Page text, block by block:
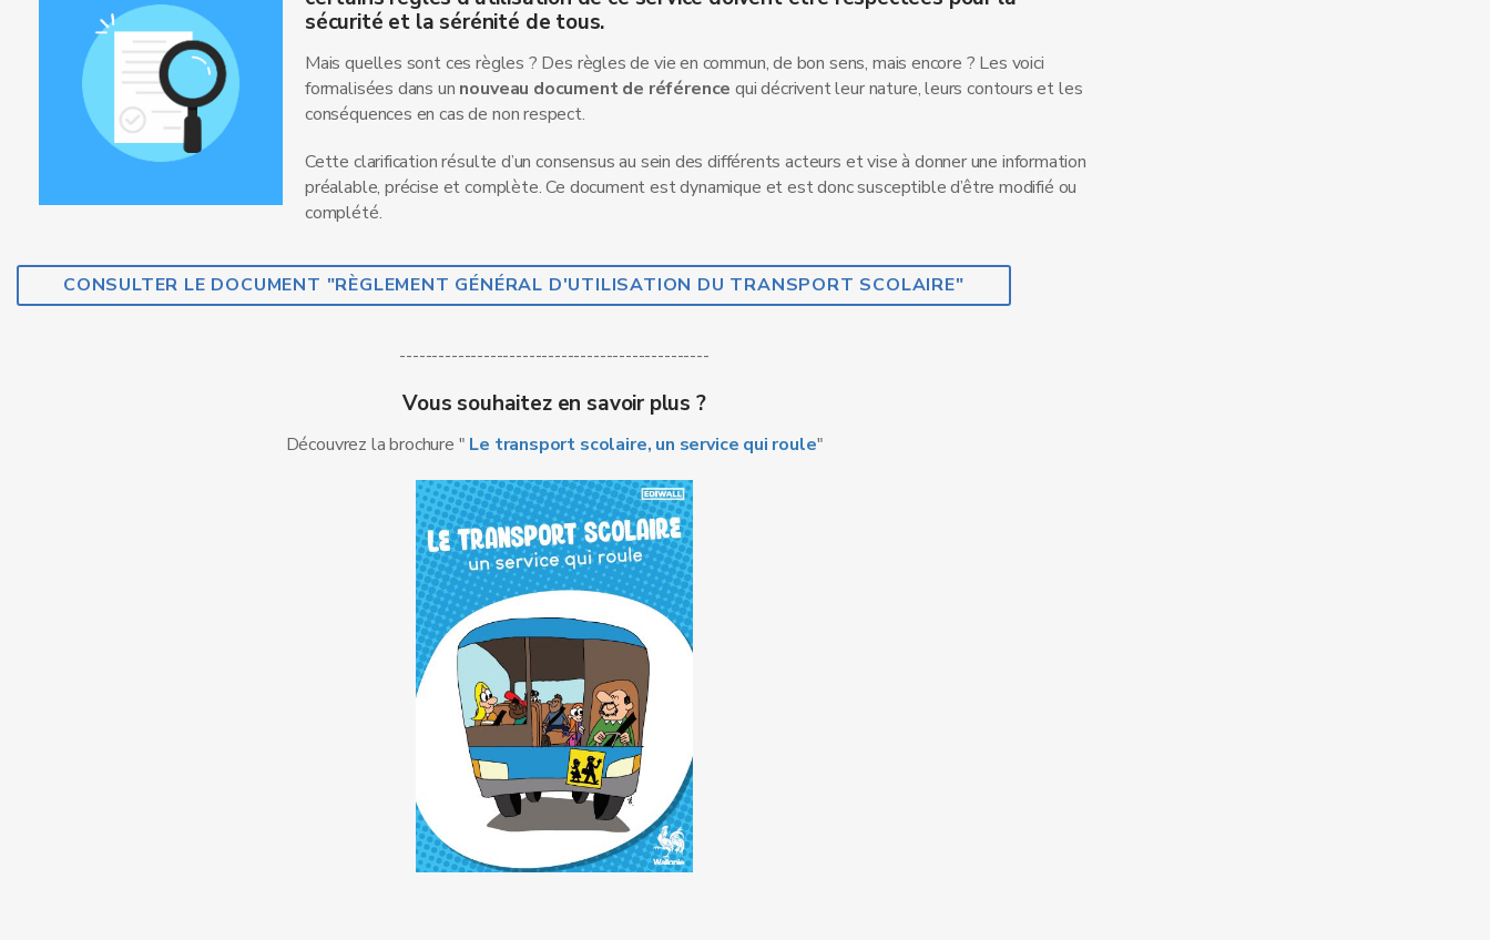
sécurité et la sérénité de tous.
Mais quelles sont ces règles ? Des règles de vie en commun, de bon sens, mais encore ? Les voici
formalisées dans un nouveau document de référence qui décrivent leur nature, leurs contours et les
conséquences en cas de non respect.
Cette clarification résulte d’un consensus au sein des différents acteurs et vise à donner une information
préalable, précise et complète. Ce document est dynamique et est donc susceptible d’être modifié ou
complété.
CONSULTER LE DOCUMENT "RÈGLEMENT GÉNÉRAL D'UTILISATION DU TRANSPORT SCOLAIRE"
------------------------------------------------
Vous souhaitez en savoir plus ?
Découvrez la brochure " Le transport scolaire, un service qui roule"